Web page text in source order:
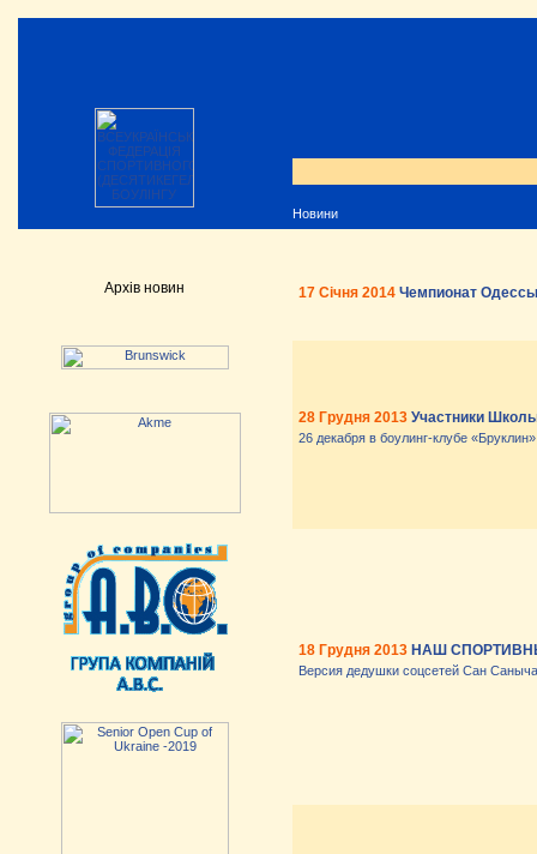
Новини
Архів новин 17 Січня 2014 Чемпионат Одессы
28 Грудня 2013 Участники
26 декабря в боулинг-клубе
18 Грудня 2013 НАШ
Версия дедушки соцсетей Сан